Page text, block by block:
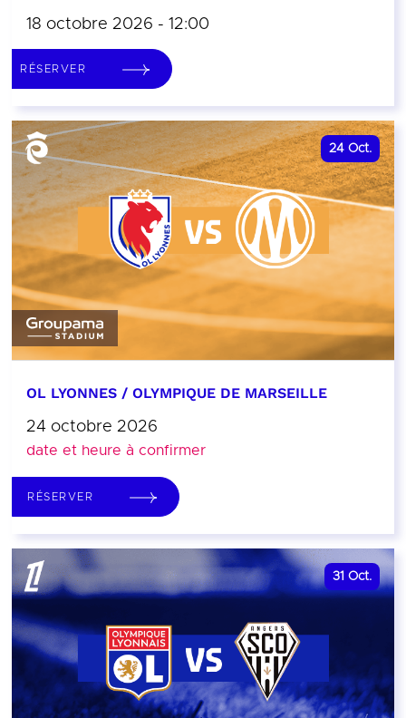
18 octobre 2026 - 12:00
RÉSERVER
24 Oct.
OL LYONNES / OLYMPIQUE DE MARSEILLE
24 octobre 2026
date et heure à confirmer
RÉSERVER
31 Oct.